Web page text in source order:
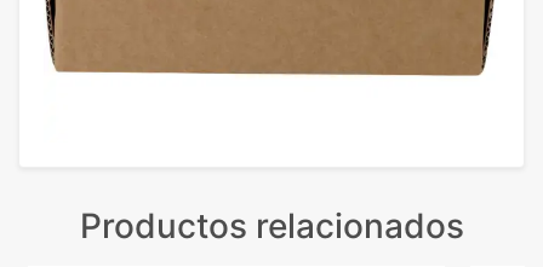
Productos relacionados